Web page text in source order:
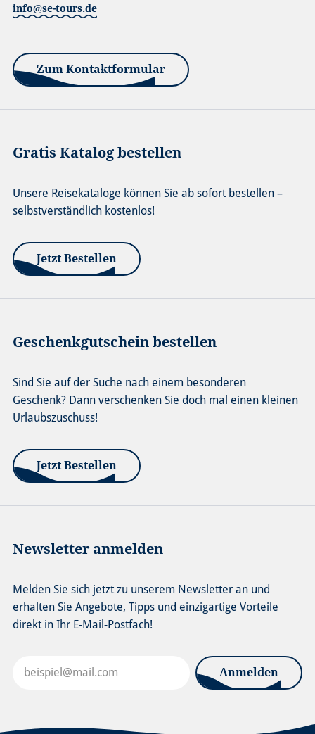
info@se-tours.de
Zum Kontaktformular
Gratis Katalog bestellen
Unsere Reisekataloge können Sie ab sofort bestellen –
selbstverständlich kostenlos!
Jetzt Bestellen
Geschenkgutschein bestellen
Sind Sie auf der Suche nach einem besonderen
Geschenk? Dann verschenken Sie doch mal einen kleinen
Urlaubszuschuss!
Jetzt Bestellen
Newsletter anmelden
Melden Sie sich jetzt zu unserem Newsletter an und
erhalten Sie Angebote, Tipps und einzigartige Vorteile
direkt in Ihr E-Mail-Postfach!
Anmelden